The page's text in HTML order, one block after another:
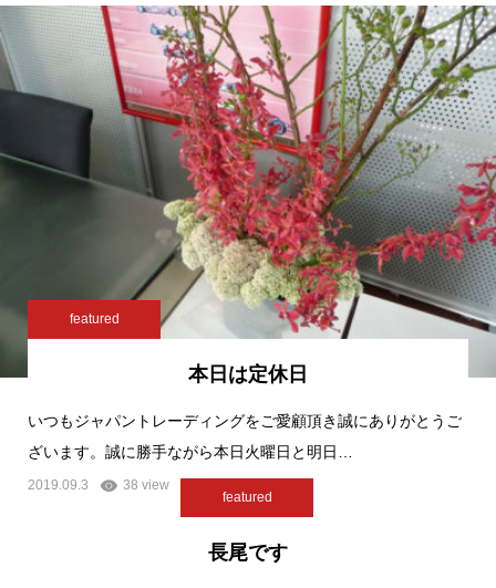
featured
本日は定休日
いつもジャパントレーディングをご愛顧頂き誠にありがとうご
ざいます。誠に勝手ながら本日火曜日と明日…
2019.09.3 38 view
featured
長尾です